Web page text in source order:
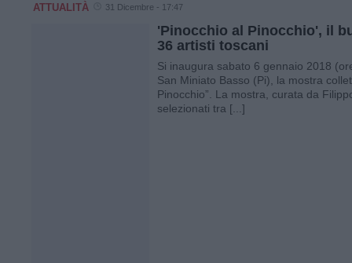
ATTUALITÀ 31 Dicembre - 17:47
'Pinocchio al Pinocchio', il
36 artisti toscani
Si inaugura sabato 6 gennaio 2018
San Miniato Basso (Pi), la mostra
Pinocchio”. La mostra, curata da
selezionati tra [...]